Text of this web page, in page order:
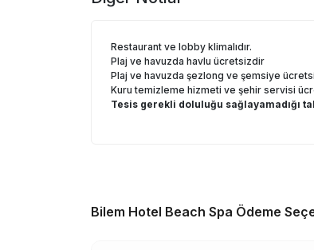
Restaurant ve lobby klimalıdır.
Plaj ve havuzda havlu ücretsizdir
Plaj ve havuzda şezlong ve şemsiye
Kuru temizleme hizmeti ve şehir servisi
Tesis gerekli doluluğu sağlayamadığı
Bilem Hotel Beach Spa Ödeme